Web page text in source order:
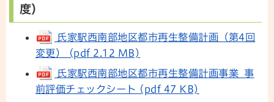
度）
氏家駅西南部地区都市再生整備計画（第4回
変更） (pdf 2.12 MB)
氏家駅西南部地区都市再生整備計画事業 事
前評価チェックシート (pdf 47 KB)